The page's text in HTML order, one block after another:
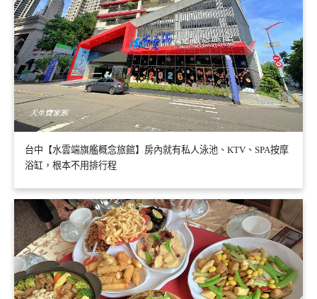
台中【水雲端旗艦概念旅館】房內就有私人泳池、KTV、SPA按摩
浴缸，根本不用排行程